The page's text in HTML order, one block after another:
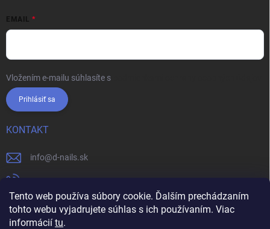
Tento web používa súbory cookie. Ďalším prechádzaním
tohto webu vyjadrujete súhlas s ich používaním. Viac
informácií tu.
EMAIL
Vložením e-mailu súhlasíte s
Prihlásiť sa
KONTAKT
info@d-nails.sk
https://www.facebook.com/dnails.sk/